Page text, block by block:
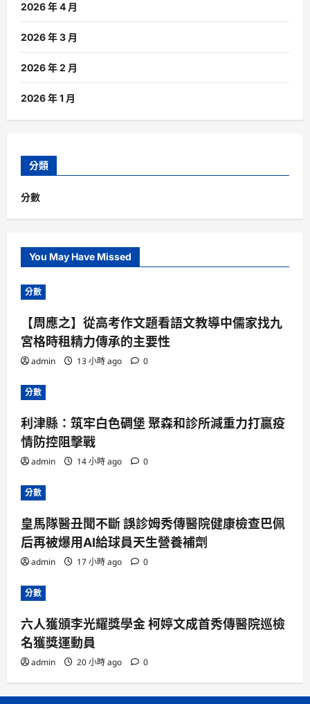
2026 年 4 月
2026 年 3 月
2026 年 2 月
2026 年 1 月
分類
分數
You May Have Missed
分數
【周應之】從高考作文題看語文教導中儒家找九
宮格時租精力傳承的主要性
admin 13 小時 ago 0
分數
利津縣：筑牢白色碉堡 聚森和診所減重力打贏疫
情防控阻擊戰
admin 14 小時 ago 0
分數
皇馬隊醫丑聞不斷 誤診姆秀傳醫院健康檢查巴佩
后再被爆用AI給球員天生營養補劑
admin 17 小時 ago 0
分數
六人獲頒李光耀獎學金 柯婷文成首秀傳醫院巡檢
名獲獎運動員
admin 20 小時 ago 0